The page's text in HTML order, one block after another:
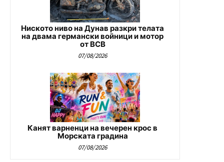
Ниското ниво на Дунав разкри телата
на двама германски войници и мотор
от ВСВ
07/08/2026
Канят варненци на вечерен крос в
Морската градина
07/08/2026